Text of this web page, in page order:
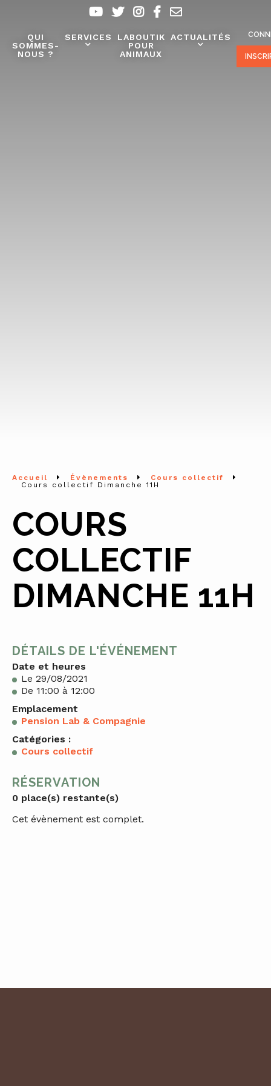
QUI
SOMMES-
NOUS ?
SERVICES
LABOUTIK
POUR
ANIMAUX
ACTUALITÉS
Accueil Évènements
Cours collectif
Cours collectif Dimanche 11H
COURS
COLLECTIF
DIMANCHE 11H
DÉTAILS DE L'ÉVÉNEMENT
Date et heures
Le 29/08/2021
De 11:00 à 12:00
Emplacement
Pension Lab & Compagnie
Catégories :
Cours collectif
RÉSERVATION
0 place(s) restante(s)
Cet évènement est complet.